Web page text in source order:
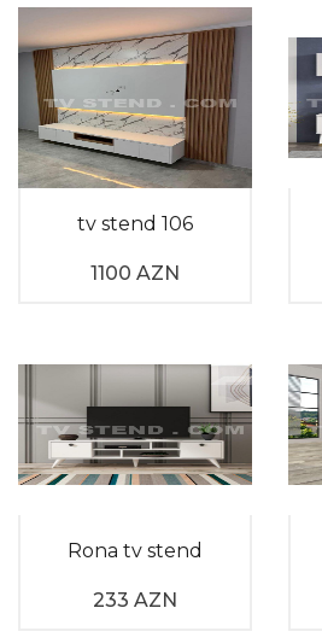
tv stend 106
1100 AZN
Rona tv stend
233 AZN